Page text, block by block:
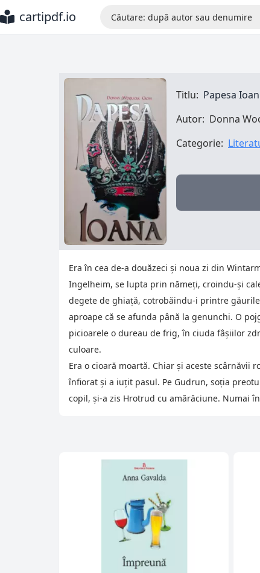
cartipdf.io
Titlu: Papesa
Autor: Donna
Categorie:
Era în cea de-a douăzeci şi noua zi din
Ingelheim, se lupta prin nămeţi, croindu-şi
degete de ghiaţă, cotrobăindu-i printre
aproape că se afunda până la genunchi. O
picioarele o dureau de frig, în ciuda fâşiilor
culoare.
Era o cioară moartă. Chiar şi aceste
înfiorat şi a iuţit pasul. Pe Gudrun, soţia
copil, şi-a zis Hrotrud cu amărăciune. Numai